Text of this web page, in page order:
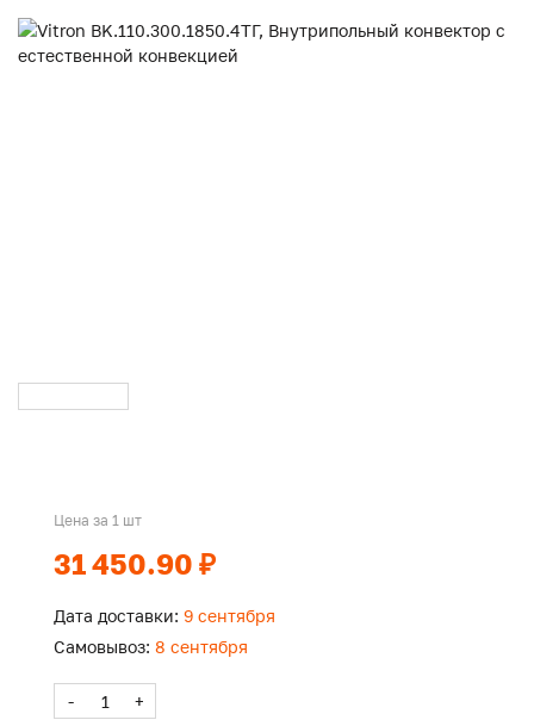
Цена за 1 шт
31 450.90 ₽
Дата доставки: 9 сентября
Самовывоз: 8 сентября
- +